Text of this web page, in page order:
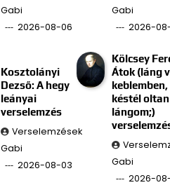
Gabi
2026-08-06
Gabi
2026-
Kosztolányi
Dezső: A hegy
leányai
verselemzés
Verselemzések
Gabi
2026-08-03
Kölcsey
Átok (láng
keblemben,
késtél
lángom;)
Gabi
2026-